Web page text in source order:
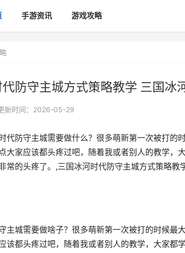
手游资讯 游戏攻略
防守主城方式策略教学 三国冰
新时间：2026-05-29
代防守主城需要做什么？很多萌新第一次被打的
大家应该都头疼过吧，随着我或者别人的教学，
常的头疼了。,三国冰河时代防守主城方式策略教
主城需要做啥子？很多萌新第一次被打的时候最
该都头疼过吧，随着我或者别人的教学，大家都